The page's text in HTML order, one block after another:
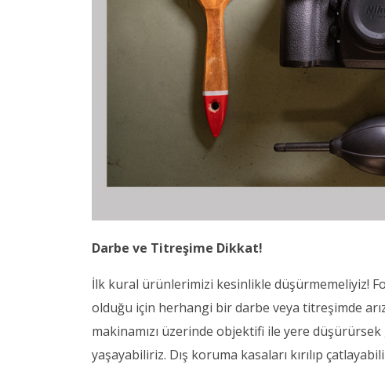
Darbe ve Titreşime Dikkat!
İlk kural ürünlerimizi kesinlikle düşürmemeliyiz!
olduğu için herhangi bir darbe veya titreşimde
makinamızı üzerinde objektifi ile yere
yaşayabiliriz. Dış koruma kasaları kırılıp